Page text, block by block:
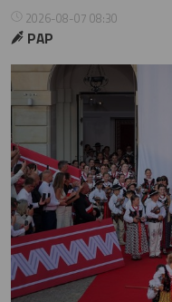
2026-08-07 08:30
PAP